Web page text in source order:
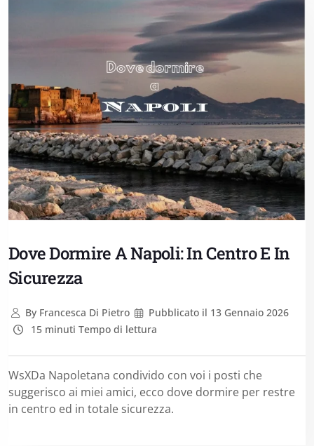
Dove Dormire A Napoli: In Centro E In
Sicurezza
ByFrancesca Di Pietro Pubblicato il 13 Gennaio 2026
15 minuti Tempo di lettura
WsXDa Napoletana condivido con voi i posti che
suggerisco ai miei amici, ecco dove dormire per restre
in centro ed in totale sicurezza.